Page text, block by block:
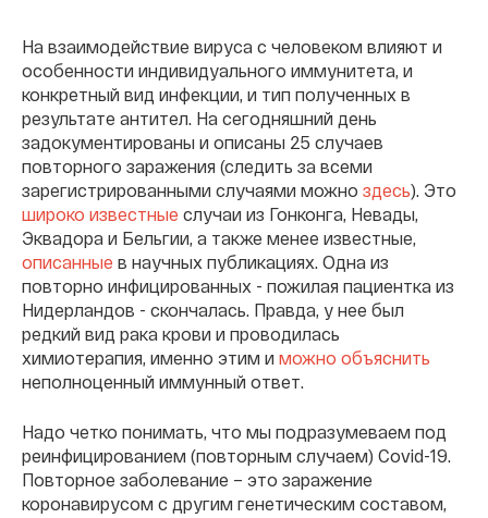
На взаимодействие вируса с человеком влияют и
особенности индивидуального иммунитета, и
конкретный вид инфекции, и тип полученных в
результате антител. На сегодняшний день
задокументированы и описаны 25 случаев
повторного заражения (следить за всеми
зарегистрированными случаями можно здесь). Это
широко известные случаи из Гонконга, Невады,
Эквадора и Бельгии, а также менее известные,
описанные в научных публикациях. Одна из
повторно инфицированных - пожилая пациентка из
Нидерландов - скончалась. Правда, у нее был
редкий вид рака крови и проводилась
химиотерапия, именно этим и можно объяснить
неполноценный иммунный ответ.
Надо четко понимать, что мы подразумеваем под
реинфицированием (повторным случаем) Covid-19.
Повторное заболевание – это заражение
коронавирусом с другим генетическим составом,